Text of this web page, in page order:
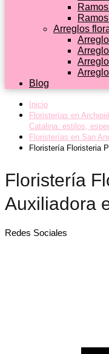
Arreglos
Blog
Inicio
Floristerías en
Catalina: estilos,
Floristerías en San
Floristería Floristeria
Floristería
Auxiliadora
Redes Sociales